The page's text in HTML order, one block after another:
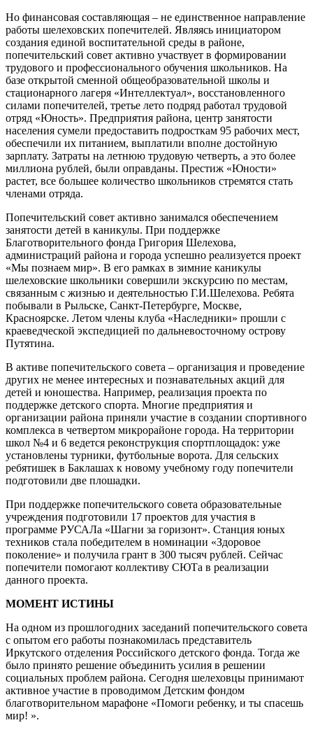
Но финансовая составляющая – не единственное направление
работы шелеховских попечителей. Являясь инициатором
создания единой воспитательной среды в районе,
попечительский совет активно участвует в формировании
трудового и профессионального обучения школьников. На
базе открытой сменной общеобразовательной школы и
стационарного лагеря «Интеллектуал», восстановленного
силами попечителей, третье лето подряд работал трудовой
отряд «Юность». Предприятия района, центр занятости
населения сумели предоставить подросткам 95 рабочих мест,
обеспечили их питанием, выплатили вполне достойную
зарплату. Затраты на летнюю трудовую четверть, а это более
миллиона рублей, были оправданы. Престиж «Юности»
растет, все большее количество школьников стремятся стать
членами отряда.
Попечительский совет активно занимался обеспечением
занятости детей в каникулы. При поддержке
Благотворительного фонда Григория Шелехова,
администраций района и города успешно реализуется проект
«Мы познаем мир». В его рамках в зимние каникулы
шелеховские школьники совершили экскурсию по местам,
связанным с жизнью и деятельностью Г.И.Шелехова. Ребята
побывали в Рыльске, Санкт-Петербурге, Москве,
Красноярске. Летом члены клуба «Наследники» прошли с
краеведческой экспедицией по дальневосточному острову
Путятина.
В активе попечительского совета – организация и проведение
других не менее интересных и познавательных акций для
детей и юношества. Например, реализация проекта по
поддержке детского спорта. Многие предприятия и
организации района приняли участие в создании спортивного
комплекса в четвертом микрорайоне города. На территории
школ №4 и 6 ведется реконструкция спортплощадок: уже
установлены турники, футбольные ворота. Для сельских
ребятишек в Баклашах к новому учебному году попечители
подготовили две плошадки.
При поддержке попечительского совета образовательные
учреждения подготовили 17 проектов для участия в
программе РУСАЛа «Шагни за горизонт». Станция юных
техников стала победителем в номинации «Здоровое
поколение» и получила грант в 300 тысяч рублей. Сейчас
попечители помогают коллективу СЮТа в реализации
данного проекта.
МОМЕНТ ИСТИНЫ
На одном из прошлогодних заседаний попечительского совета
с опытом его работы познакомилась представитель
Иркутского отделения Российского детского фонда. Тогда же
было принято решение объединить усилия в решении
социальных проблем района. Сегодня шелеховцы принимают
активное участие в проводимом Детским фондом
благотворительном марафоне «Помоги ребенку, и ты спасешь
мир! ».